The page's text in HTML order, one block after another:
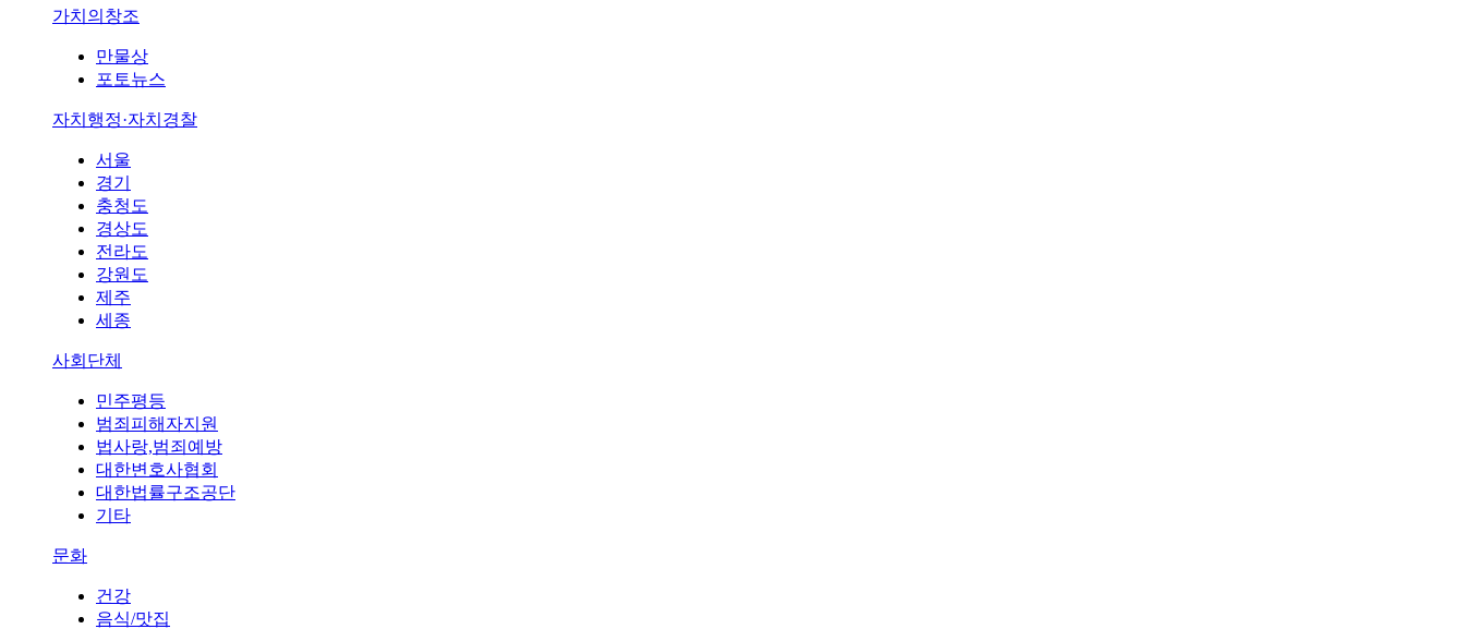
가치의창조
만물상
포토뉴스
자치행정·자치경찰
서울
경기
충청도
경상도
전라도
강원도
제주
세종
사회단체
민주평등
범죄피해자지원
법사랑,범죄예방
대한변호사협회
대한법률구조공단
기타
문화
건강
음식/맛집